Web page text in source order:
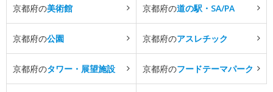
京都府の美術館 京都府の道の駅・SA/PA
京都府の公園 京都府のアスレチック
京都府のタワー・展望施設 京都府のフードテーマパーク